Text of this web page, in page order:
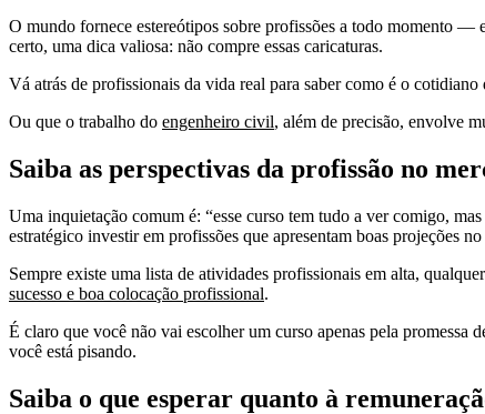
O mundo fornece estereótipos sobre profissões a todo momento —
certo, uma dica valiosa: não compre essas caricaturas.
Vá atrás de profissionais da vida real para saber como é o
Ou que o trabalho do engenheiro civil, além de precisão, envolve
Saiba as perspectivas da profissão no
Uma inquietação comum é: “esse curso tem tudo a ver comigo,
estratégico investir em profissões que apresentam boas projeções
Sempre existe uma lista de atividades profissionais em alta,
sucesso e boa colocação profissional.
É claro que você não vai escolher um curso apenas pela promessa
você está pisando.
Saiba o que esperar quanto à